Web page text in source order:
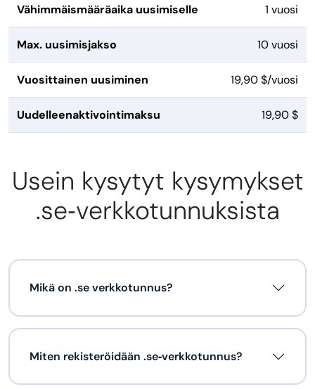
Vähimmäismääräaika uusimiselle 1 vuosi
Max. uusimisjakso 10 vuosi
Vuosittainen uusiminen 19,90 $/vuosi
Uudelleenaktivointimaksu 19,90 $
Usein kysytyt kysymykset
.se‑verkkotunnuksista
Mikä on .se verkkotunnus?
Miten rekisteröidään .se‑verkkotunnus?